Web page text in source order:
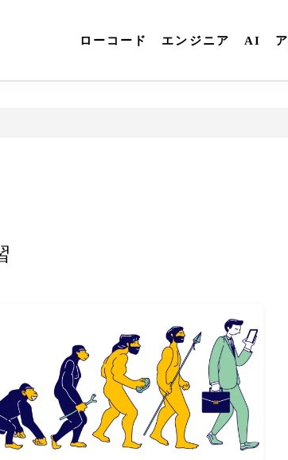
ローコード エンジニア AI